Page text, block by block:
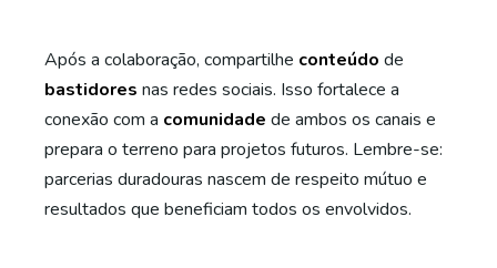
Após a colaboração, compartilhe conteúdo de
bastidores nas redes sociais. Isso fortalece a
conexão com a comunidade de ambos os canais e
prepara o terreno para projetos futuros. Lembre-se:
parcerias duradouras nascem de respeito mútuo e
resultados que beneficiam todos os envolvidos.